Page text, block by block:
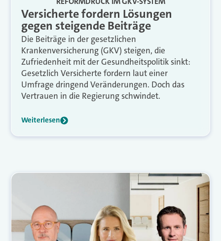
Versicherte fordern Lösungen
gegen steigende Beiträge
Die Beiträge in der gesetzlichen
Krankenversicherung (GKV) steigen, die
Zufriedenheit mit der Gesundheitspolitik sinkt:
Gesetzlich Versicherte fordern laut einer
Umfrage dringend Veränderungen. Doch das
Vertrauen in die Regierung schwindet.
Weiterlesen